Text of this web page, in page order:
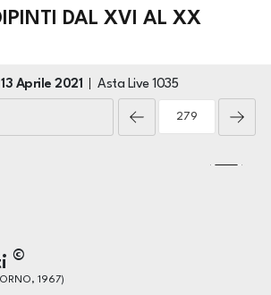
DAL XVI AL XX
13 Aprile 2021 Asta Live1035
©
1967)